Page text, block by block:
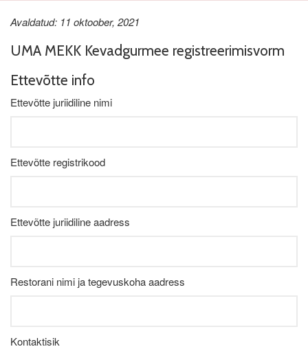
Avaldatud: 11 oktoober, 2021
UMA MEKK Kevadgurmee registreerimisvorm
Ettevõtte info
Ettevõtte juriidiline nimi
Ettevõtte registrikood
Ettevõtte juriidiline aadress
Restorani nimi ja tegevuskoha aadress
Kontaktisik